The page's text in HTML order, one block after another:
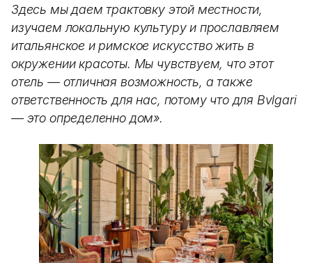
Здесь мы даем трактовку этой местности,
изучаем локальную культуру и прославляем
итальянское и римское искусство жить в
окружении красоты. Мы чувствуем, что этот
отель — отличная возможность, а также
ответственность для нас, потому что для Bvlgari
— это определенно дом».